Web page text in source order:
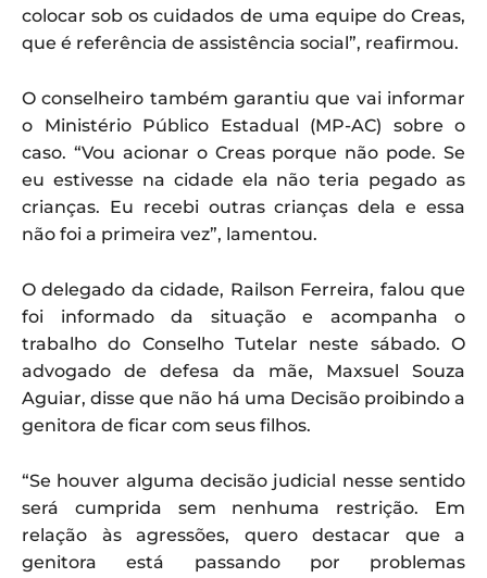
colocar sob os cuidados de uma equipe do Creas,
que é referência de assistência social”, reafirmou.
O conselheiro também garantiu que vai informar
o Ministério Público Estadual (MP-AC) sobre o
caso. “Vou acionar o Creas porque não pode. Se
eu estivesse na cidade ela não teria pegado as
crianças. Eu recebi outras crianças dela e essa
não foi a primeira vez”, lamentou.
O delegado da cidade, Railson Ferreira, falou que
foi informado da situação e acompanha o
trabalho do Conselho Tutelar neste sábado. O
advogado de defesa da mãe, Maxsuel Souza
Aguiar, disse que não há uma Decisão proibindo a
genitora de ficar com seus filhos.
“Se houver alguma decisão judicial nesse sentido
será cumprida sem nenhuma restrição. Em
relação às agressões, quero destacar que a
genitora está passando por problemas